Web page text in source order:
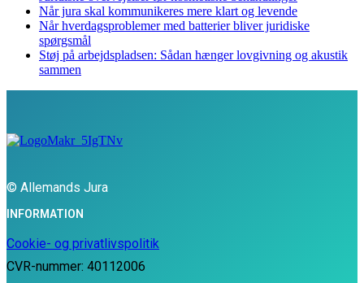
Når jura skal kommunikeres mere klart og levende
Når hverdagsproblemer med batterier bliver juridiske
spørgsmål
Støj på arbejdspladsen: Sådan hænger lovgivning og akustik
sammen
© Allemands Jura
INFORMATION
Cookie- og privatlivspolitik
CVR-nummer: 40112006